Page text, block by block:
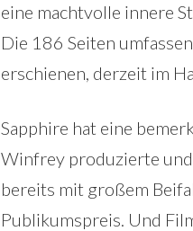
eine machtvolle innere
Die 186 Seiten
erschienen, derzeit im
Sapphire hat eine
Winfrey produzierte und
bereits mit großem
Publikumspreis. Und